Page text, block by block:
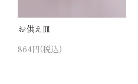
お供え皿
864円(税込)